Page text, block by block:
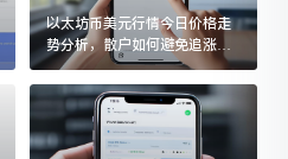
以太坊币美元行情今日价格走
势分析，散户如何避免追涨杀
跌被套牢